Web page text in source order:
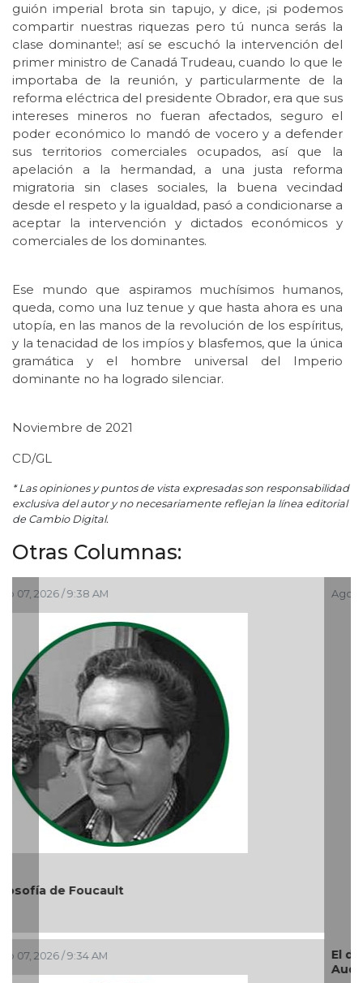
guión imperial brota sin tapujo, y dice, ¡si podemos
compartir nuestras riquezas pero tú nunca serás la
clase dominante!; así se escuchó la intervención del
primer ministro de Canadá Trudeau, cuando lo que le
importaba de la reunión, y particularmente de la
reforma eléctrica del presidente Obrador, era que sus
intereses mineros no fueran afectados, seguro el
poder económico lo mandó de vocero y a defender
sus territorios comerciales ocupados, así que la
apelación a la hermandad, a una justa reforma
migratoria sin clases sociales, la buena vecindad
desde el respeto y la igualdad, pasó a condicionarse a
aceptar la intervención y dictados económicos y
comerciales de los dominantes.
Ese mundo que aspiramos muchísimos humanos,
queda, como una luz tenue y que hasta ahora es una
utopía, en las manos de la revolución de los espíritus,
y la tenacidad de los impíos y blasfemos, que la única
gramática y el hombre universal del Imperio
dominante no ha logrado silenciar.
Noviembre de 2021
CD/GL
* Las opiniones y puntos de vista expresadas son responsabilidad
exclusiva del autor y no necesariamente reflejan la línea editorial
de Cambio Digital.
Otras Columnas:
Ago 05, 2026 / 9:04 PM
El debate de la Protección de los Derechos de las
Audiencias
Ago 05, 2026 / 11:33 AM